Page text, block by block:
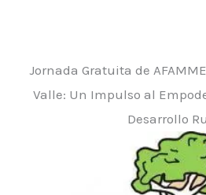
Jornada Gratuita de
Valle: Un Impulso al
Desarrollo